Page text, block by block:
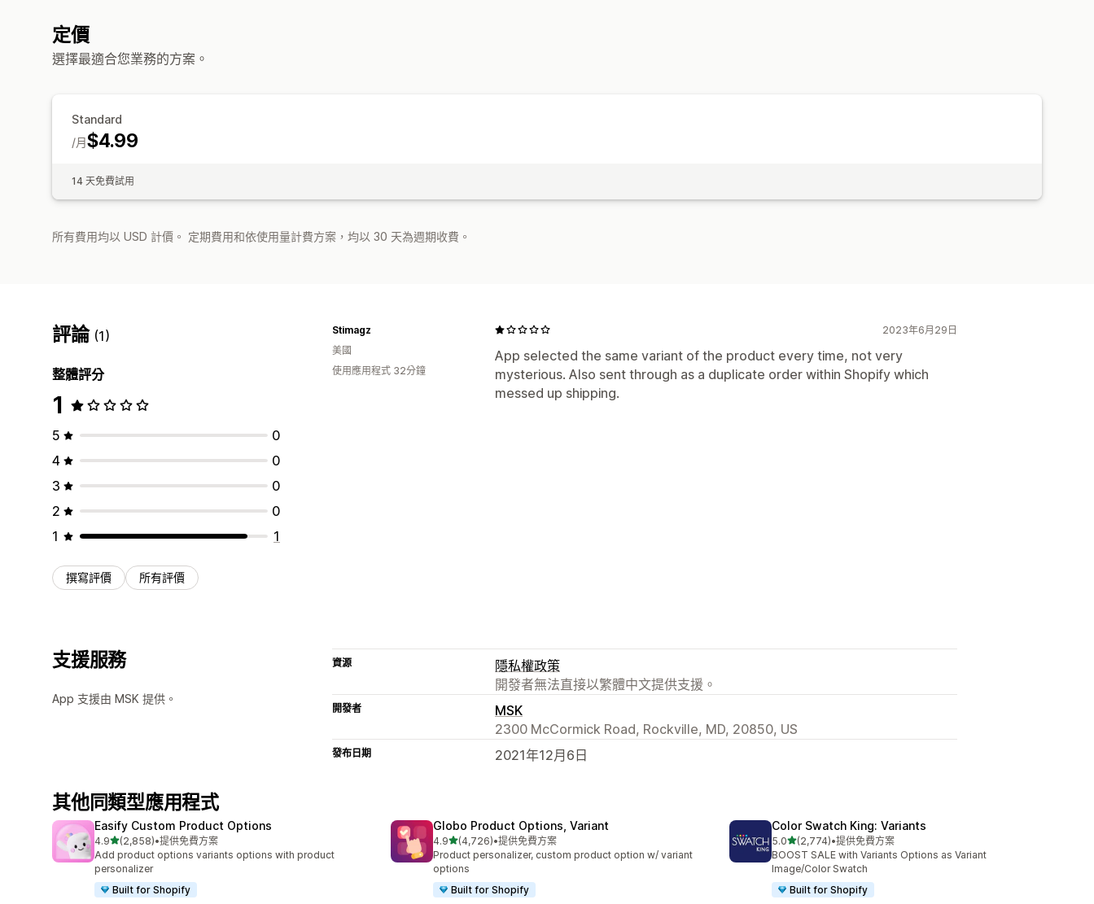
定價
選擇最適合您業務的方案。
Standard
$4.99
/月
14 天免費試用
所有費用均以 USD 計價。 定期費用和依使用量計費方案，均以 30 天為週期收費。
評論 (1)
整體評分
1
5
0
4
0
3
0
2
0
1
1
撰寫評價 所有評價
2023年6月29日
App selected the same variant of the product every time, not very
mysterious. Also sent through as a duplicate order within Shopify which
messed up shipping.
Stimagz
美國
使用應用程式 32分鐘
支援服務
App 支援由 MSK 提供。
資源
隱私權政策
開發者無法直接以繁體中文提供支援。
開發者
MSK
2300 McCormick Road, Rockville, MD, 20850, US
發布日期 2021年12月6日
其他同類型應用程式
Easify Custom Product Options
4.9滿分 5 顆星
(2,858)
共有 2858 則評價
•提供免費方案
Add product options variants options with product
personalizer
Built for Shopify
Globo Product Options, Variant
4.9滿分 5 顆星
(4,726)
共有 4726 則評價
•提供免費方案
Product personalizer, custom product option w/ variant
options
Built for Shopify
Color Swatch King: Variants
5.0滿分 5 顆星
(2,774)
共有 2774 則評價
•提供免費方案
BOOST SALE with Variants Options as Variant
Image/Color Swatch
Built for Shopify